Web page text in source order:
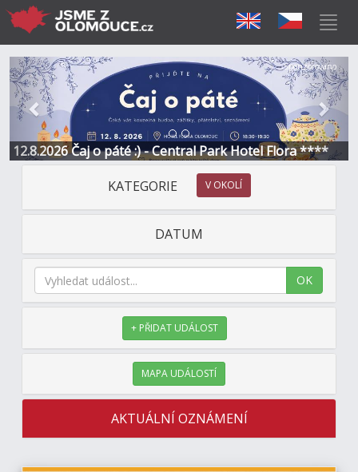
12.8.2026 Čaj o páté :) - Central Park Hotel Flora ****
Předchozí Další
Sponzorováno
KATEGORIE V OKOLÍ
DATUM
OK
+ PŘIDAT UDÁLOST
MAPA UDÁLOSTÍ
AKTUÁLNÍ OZNÁMENÍ